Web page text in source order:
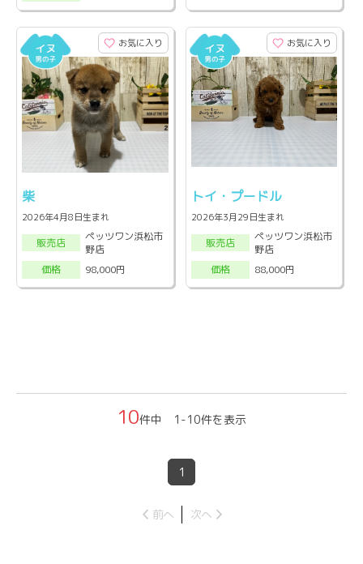
お気に入り
柴
2026年4月8日生まれ
販売店
ペッツワン浜松市
野店
価格
98,000円
お気に入り
トイ・プードル
2026年3月29日生まれ
販売店
ペッツワン浜松市
野店
価格
88,000円
10件中 1-10件を表示
1
前へ 次へ